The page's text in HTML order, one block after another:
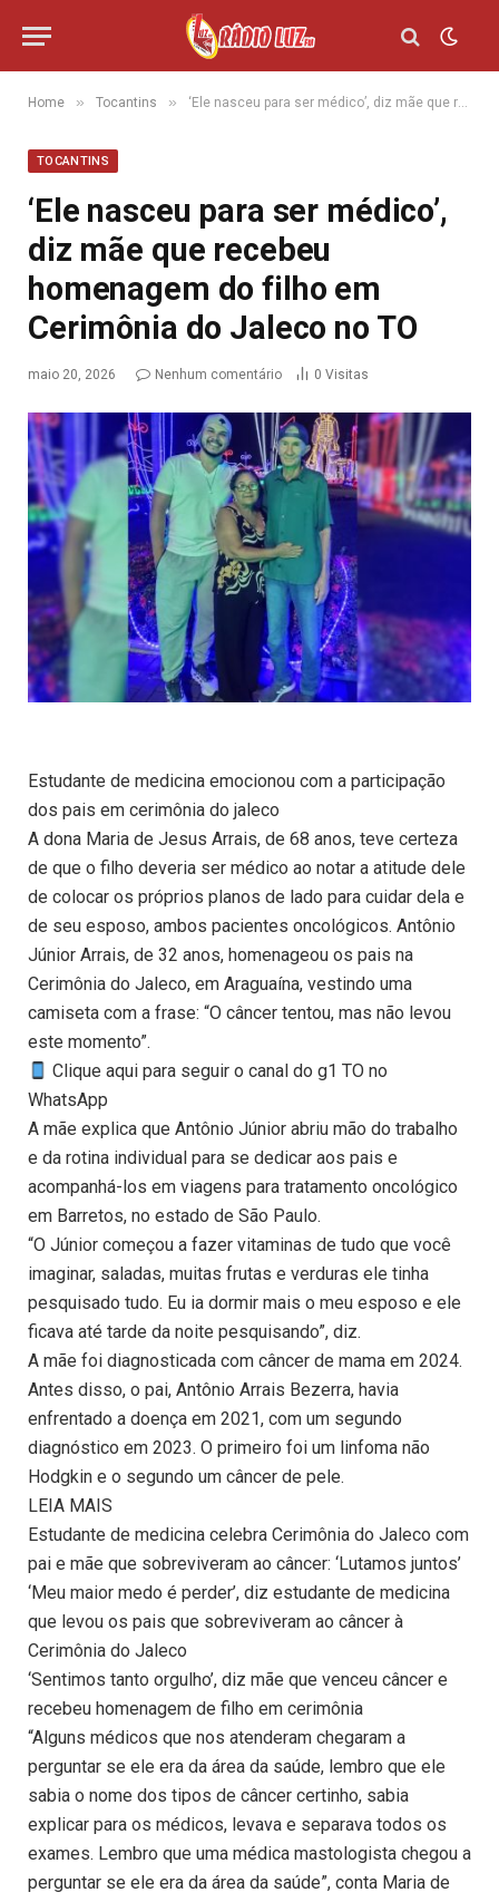
Home » Tocantins » ‘Ele nasceu para ser médico’, diz mãe que recebeu homenagem do filho em Cerimônia do Jaleco no TO
TOCANTINS
‘Ele nasceu para ser médico’,
diz mãe que recebeu
homenagem do filho em
Cerimônia do Jaleco no TO
maio 20, 2026 Nenhum comentário 0 Visitas
Estudante de medicina emocionou com a participação
dos pais em cerimônia do jaleco
A dona Maria de Jesus Arrais, de 68 anos, teve certeza
de que o filho deveria ser médico ao notar a atitude dele
de colocar os próprios planos de lado para cuidar dela e
de seu esposo, ambos pacientes oncológicos. Antônio
Júnior Arrais, de 32 anos, homenageou os pais na
Cerimônia do Jaleco, em Araguaína, vestindo uma
camiseta com a frase: “O câncer tentou, mas não levou
este momento”.
Clique aqui para seguir o canal do g1 TO no
WhatsApp
A mãe explica que Antônio Júnior abriu mão do trabalho
e da rotina individual para se dedicar aos pais e
acompanhá-los em viagens para tratamento oncológico
em Barretos, no estado de São Paulo.
“O Júnior começou a fazer vitaminas de tudo que você
imaginar, saladas, muitas frutas e verduras ele tinha
pesquisado tudo. Eu ia dormir mais o meu esposo e ele
ficava até tarde da noite pesquisando”, diz.
A mãe foi diagnosticada com câncer de mama em 2024.
Antes disso, o pai, Antônio Arrais Bezerra, havia
enfrentado a doença em 2021, com um segundo
diagnóstico em 2023. O primeiro foi um linfoma não
Hodgkin e o segundo um câncer de pele.
LEIA MAIS
Estudante de medicina celebra Cerimônia do Jaleco com
pai e mãe que sobreviveram ao câncer: ‘Lutamos juntos’
‘Meu maior medo é perder’, diz estudante de medicina
que levou os pais que sobreviveram ao câncer à
Cerimônia do Jaleco
‘Sentimos tanto orgulho’, diz mãe que venceu câncer e
recebeu homenagem de filho em cerimônia
“Alguns médicos que nos atenderam chegaram a
perguntar se ele era da área da saúde, lembro que ele
sabia o nome dos tipos de câncer certinho, sabia
explicar para os médicos, levava e separava todos os
exames. Lembro que uma médica mastologista chegou a
perguntar se ele era da área da saúde”, conta Maria de